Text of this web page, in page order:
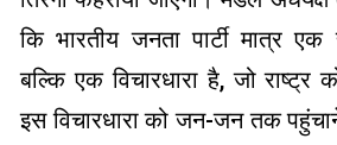
कि भारतीय जनता पार्टी मात्र
बल्कि एक विचारधारा है, जो राष्ट्र
इस विचारधारा को जन-जन तक